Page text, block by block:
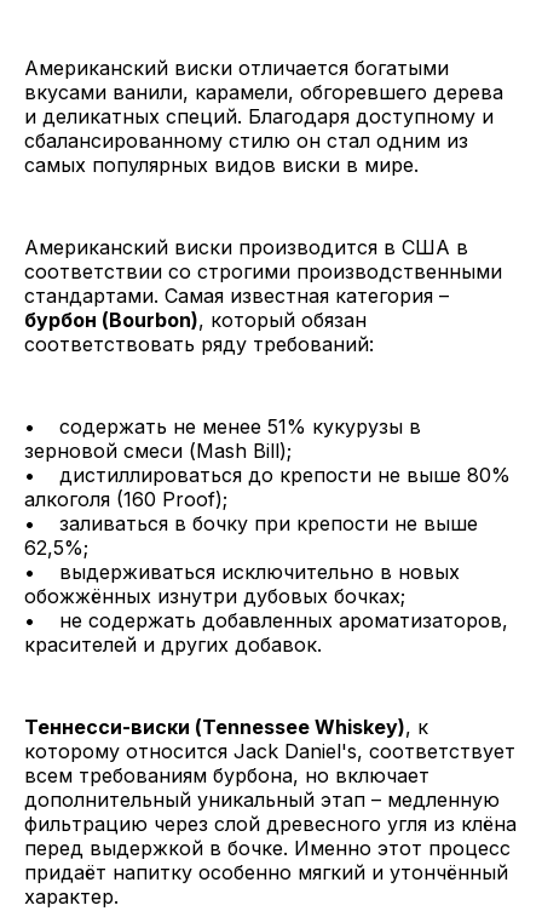
Американский виски отличается богатыми
вкусами ванили, карамели, обгоревшего дерева
и деликатных специй. Благодаря доступному и
сбалансированному стилю он стал одним из
самых популярных видов виски в мире.
Американский виски производится в США в
соответствии со строгими производственными
стандартами. Самая известная категория –
бурбон (Bourbon), который обязан
соответствовать ряду требований:
• содержать не менее 51% кукурузы в
зерновой смеси (Mash Bill);
• дистиллироваться до крепости не выше 80%
алкоголя (160 Proof);
• заливаться в бочку при крепости не выше
62,5%;
• выдерживаться исключительно в новых
обожжённых изнутри дубовых бочках;
• не содержать добавленных ароматизаторов,
красителей и других добавок.
Теннесси-виски (Tennessee Whiskey), к
которому относится Jack Daniel's, соответствует
всем требованиям бурбона, но включает
дополнительный уникальный этап – медленную
фильтрацию через слой древесного угля из клёна
перед выдержкой в бочке. Именно этот процесс
придаёт напитку особенно мягкий и утончённый
характер.